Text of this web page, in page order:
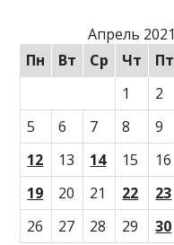
Апрель 2021
Пн
Вт Ср Чт Пт
1
2
5
6 7 8 9
12
13 14 15 16
19
20 21 22 23
26
27 28 29
30